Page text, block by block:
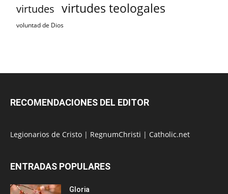
virtudes virtudes teologales
voluntad de Dios
RECOMENDACIONES DEL EDITOR
Legionarios de Cristo | RegnumChristi | Catholic.net
ENTRADAS POPULARES
Gloria